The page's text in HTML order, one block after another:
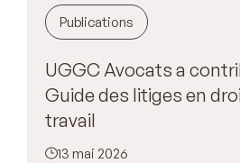
Publications
UGGC Avocats a
Guide des litiges en
travail
13 mai 2026